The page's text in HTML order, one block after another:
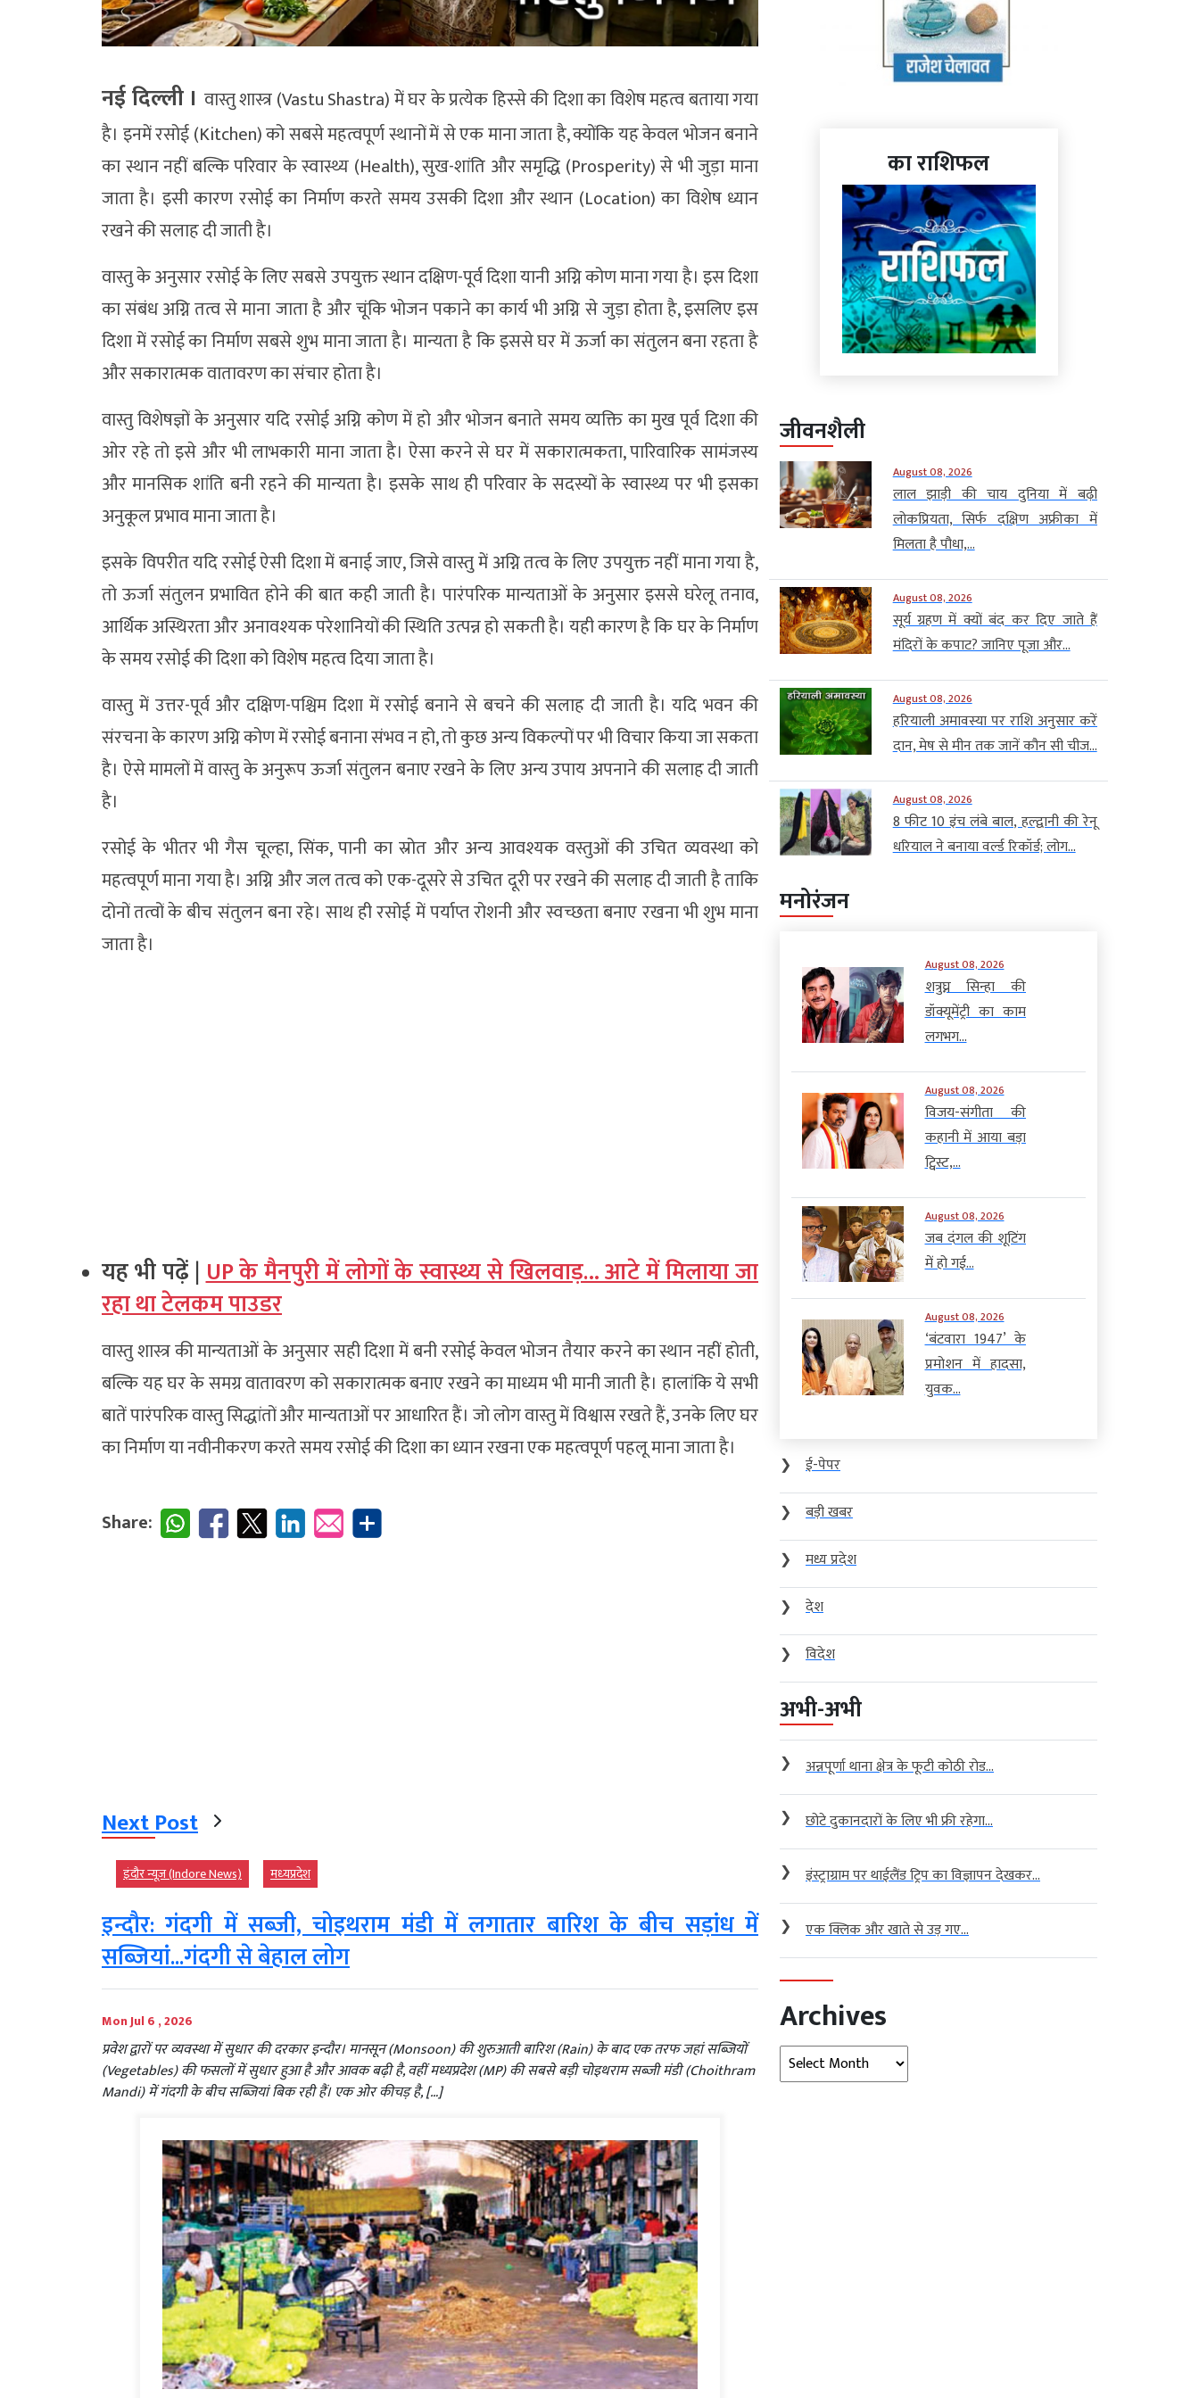
नई दिल्ली । वास्तु शास्त्र (Vastu Shastra) में घर के प्रत्येक हिस्से की दिशा का विशेष महत्व बताया गया
है। इनमें रसोई (Kitchen) को सबसे महत्वपूर्ण स्थानों में से एक माना जाता है, क्योंकि यह केवल भोजन बनाने
का स्थान नहीं बल्कि परिवार के स्वास्थ्य (Health), सुख-शांति और समृद्धि (Prosperity) से भी जुड़ा माना
जाता है। इसी कारण रसोई का निर्माण करते समय उसकी दिशा और स्थान (Location) का विशेष ध्यान
रखने की सलाह दी जाती है।
वास्तु के अनुसार रसोई के लिए सबसे उपयुक्त स्थान दक्षिण-पूर्व दिशा यानी अग्नि कोण माना गया है। इस दिशा
का संबंध अग्नि तत्व से माना जाता है और चूंकि भोजन पकाने का कार्य भी अग्नि से जुड़ा होता है, इसलिए इस
दिशा में रसोई का निर्माण सबसे शुभ माना जाता है। मान्यता है कि इससे घर में ऊर्जा का संतुलन बना रहता है
और सकारात्मक वातावरण का संचार होता है।
वास्तु विशेषज्ञों के अनुसार यदि रसोई अग्नि कोण में हो और भोजन बनाते समय व्यक्ति का मुख पूर्व दिशा की
ओर रहे तो इसे और भी लाभकारी माना जाता है। ऐसा करने से घर में सकारात्मकता, पारिवारिक सामंजस्य
और मानसिक शांति बनी रहने की मान्यता है। इसके साथ ही परिवार के सदस्यों के स्वास्थ्य पर भी इसका
अनुकूल प्रभाव माना जाता है।
इसके विपरीत यदि रसोई ऐसी दिशा में बनाई जाए, जिसे वास्तु में अग्नि तत्व के लिए उपयुक्त नहीं माना गया है,
तो ऊर्जा संतुलन प्रभावित होने की बात कही जाती है। पारंपरिक मान्यताओं के अनुसार इससे घरेलू तनाव,
आर्थिक अस्थिरता और अनावश्यक परेशानियों की स्थिति उत्पन्न हो सकती है। यही कारण है कि घर के निर्माण
के समय रसोई की दिशा को विशेष महत्व दिया जाता है।
वास्तु में उत्तर-पूर्व और दक्षिण-पश्चिम दिशा में रसोई बनाने से बचने की सलाह दी जाती है। यदि भवन की
संरचना के कारण अग्नि कोण में रसोई बनाना संभव न हो, तो कुछ अन्य विकल्पों पर भी विचार किया जा सकता
है। ऐसे मामलों में वास्तु के अनुरूप ऊर्जा संतुलन बनाए रखने के लिए अन्य उपाय अपनाने की सलाह दी जाती
है।
रसोई के भीतर भी गैस चूल्हा, सिंक, पानी का स्रोत और अन्य आवश्यक वस्तुओं की उचित व्यवस्था को
महत्वपूर्ण माना गया है। अग्नि और जल तत्व को एक-दूसरे से उचित दूरी पर रखने की सलाह दी जाती है ताकि
दोनों तत्वों के बीच संतुलन बना रहे। साथ ही रसोई में पर्याप्त रोशनी और स्वच्छता बनाए रखना भी शुभ माना
जाता है।
यह भी पढ़ें |UP के मैनपुरी में लोगों के स्वास्थ्य से खिलवाड़… आटे में मिलाया जा
रहा था टेलकम पाउडर
वास्तु शास्त्र की मान्यताओं के अनुसार सही दिशा में बनी रसोई केवल भोजन तैयार करने का स्थान नहीं होती,
बल्कि यह घर के समग्र वातावरण को सकारात्मक बनाए रखने का माध्यम भी मानी जाती है। हालांकि ये सभी
बातें पारंपरिक वास्तु सिद्धांतों और मान्यताओं पर आधारित हैं। जो लोग वास्तु में विश्वास रखते हैं, उनके लिए घर
का निर्माण या नवीनीकरण करते समय रसोई की दिशा का ध्यान रखना एक महत्वपूर्ण पहलू माना जाता है।
Share:
Next Post
इंदौर न्यूज़ (Indore News) मध्‍यप्रदेश
इन्दौर: गंदगी में सब्जी, चोइथराम मंडी में लगातार बारिश के बीच सड़ांध में
सब्जियां...गंदगी से बेहाल लोग
Mon Jul 6 , 2026
प्रवेश द्वारों पर व्यवस्था में सुधार की दरकार इन्दौर। मानसून (Monsoon) की शुरुआती बारिश (Rain) के बाद एक तरफ जहां सब्जियों
(Vegetables) की फसलों में सुधार हुआ है और आवक बढ़ी है, वहीं मध्यप्रदेश (MP) की सबसे बड़ी चोइथराम सब्जी मंडी (Choithram
Mandi) में गंदगी के बीच सब्जियां बिक रही हैं। एक ओर कीचड़ है, […]
का राशिफल
जीवनशैली
August 08, 2026
लाल झाड़ी की चाय दुनिया में बढ़ी
लोकप्रियता, सिर्फ दक्षिण अफ्रीका में
मिलता है पौधा,...
August 08, 2026
सूर्य ग्रहण में क्यों बंद कर दिए जाते हैं
मंदिरों के कपाट? जानिए पूजा और...
August 08, 2026
हरियाली अमावस्या पर राशि अनुसार करें
दान, मेष से मीन तक जानें कौन सी चीज...
August 08, 2026
8 फीट 10 इंच लंबे बाल, हल्द्वानी की रेनू
धरियाल ने बनाया वर्ल्ड रिकॉर्ड; लोग...
मनोरंजन
August 08, 2026
शत्रुघ्न सिन्हा की
डॉक्यूमेंट्री का काम
लगभग...
August 08, 2026
विजय-संगीता की
कहानी में आया बड़ा
ट्विस्ट,...
August 08, 2026
जब दंगल की शूटिंग
में हो गई...
August 08, 2026
‘बंटवारा 1947’ के
प्रमोशन में हादसा,
युवक...
❯
ई-पेपर
❯
बड़ी खबर
❯
मध्य प्रदेश
❯
देश
❯
विदेश
अभी-अभी
❯ अन्नपूर्णा थाना क्षेत्र के फूटी कोठी रोड...
❯ छोटे दुकानदारों के लिए भी फ्री रहेगा...
❯ इंस्ट्राग्राम पर थाईलैंड ट्रिप का विज्ञापन देखकर...
❯ एक क्लिक और खाते से उड़ गए...
Archives
Archives